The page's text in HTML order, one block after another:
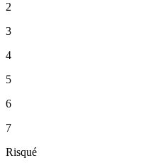
2
3
4
5
6
7
Risqué